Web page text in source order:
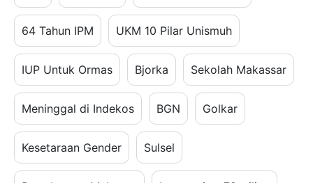
64 Tahun IPM UKM 10 Pilar Unismuh
IUP Untuk Ormas Bjorka Sekolah Makassar
Meninggal di Indekos BGN Golkar
Kesetaraan Gender Sulsel